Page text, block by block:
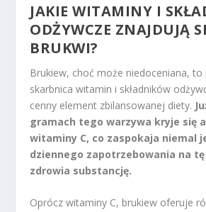
JAKIE WITAMINY I
ODŻYWCZE ZNAJDUJĄ
BRUKWI?
Brukiew, choć może niedoceniana, to
skarbnica witamin i składników
cenny element zbilansowanej diety.
gramach tego warzywa kryje się
witaminy C, co zaspokaja niemal
dziennego zapotrzebowania na
zdrowia substancję.
Oprócz witaminy C, brukiew oferuje